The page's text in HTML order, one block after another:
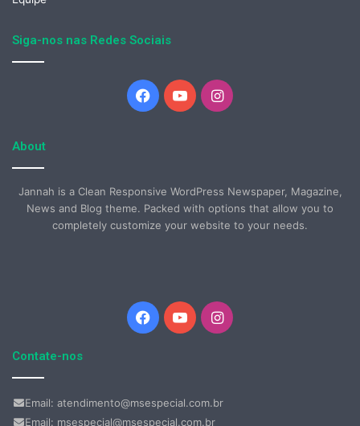
Siga-nos nas Redes Sociais
Facebook
YouTubeInstagram
About
Jannah is a Clean Responsive WordPress Newspaper, Magazine,
News and Blog theme. Packed with options that allow you to
completely customize your website to your needs.
Facebook
YouTubeInstagram
Contate-nos
Email: atendimento@msespecial.com.br
Email: msespecial@msespecial.com.br